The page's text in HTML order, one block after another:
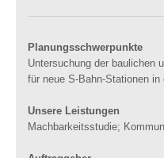
Planungsschwerpunkte
Untersuchung der baulichen
für neue S-Bahn-Stationen in
Unsere Leistungen
Machbarkeitsstudie;